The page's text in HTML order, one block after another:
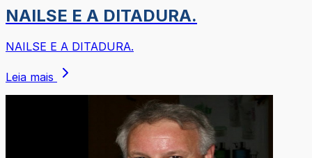
NAILSE E A DITADURA.
NAILSE E A DITADURA.
Leia mais